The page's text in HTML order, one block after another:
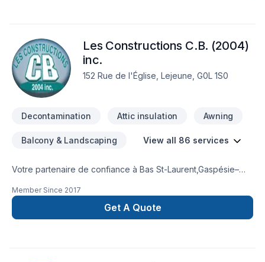
Les Constructions C.B. (2004)
inc.
152 Rue de l'Église, Lejeune, G0L 1S0
Decontamination Attic insulation Awning
Balcony & Landscaping View all 86 services
Votre partenaire de confiance à Bas St-Laurent,Gaspésie–
spécialiste de Adaptation dom., Agrandissement, Après-
sinistre, Armoires, Balcon, Balcon de bois, Béton,
Calfeutrage, Carrelage, Charpentier, Clôture, Coffrage,
Member Since 2017
Get A Quote